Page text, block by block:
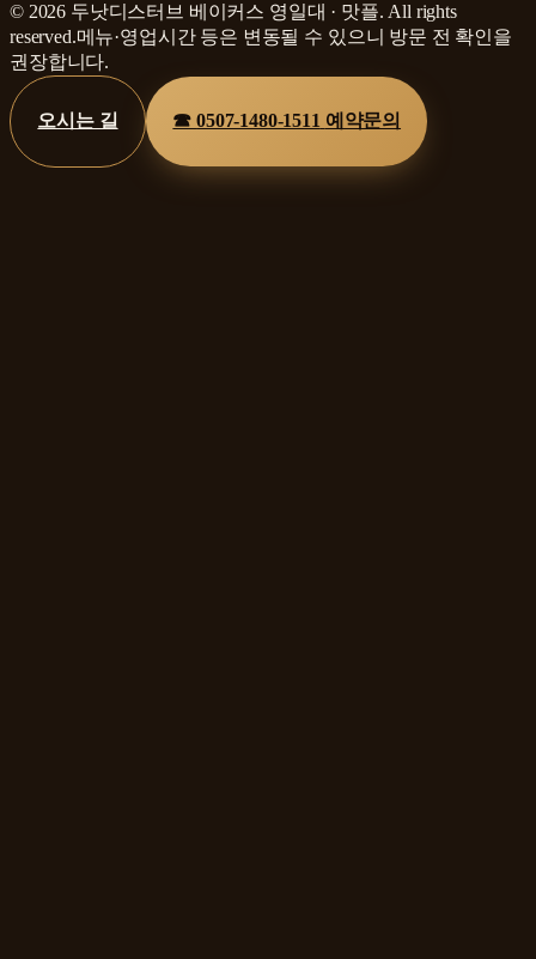
© 2026 두낫디스터브 베이커스 영일대 · 맛플. All rights
reserved.메뉴·영업시간 등은 변동될 수 있으니 방문 전 확인을
권장합니다.
오시는 길 ☎0507-1480-1511 예약문의